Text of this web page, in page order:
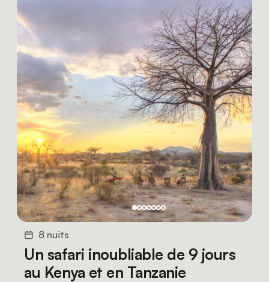
8 nuits
Un safari inoubliable de 9 jours
au Kenya et en Tanzanie